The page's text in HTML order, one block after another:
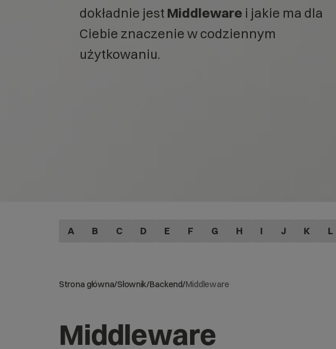
dokładnie jest Middleware i jakie ma dla
Ciebie znaczenie w codziennym
użytkowaniu.
A B C D E F G H I J K L
Strona główna/Słownik/Backend/Middleware
Middleware